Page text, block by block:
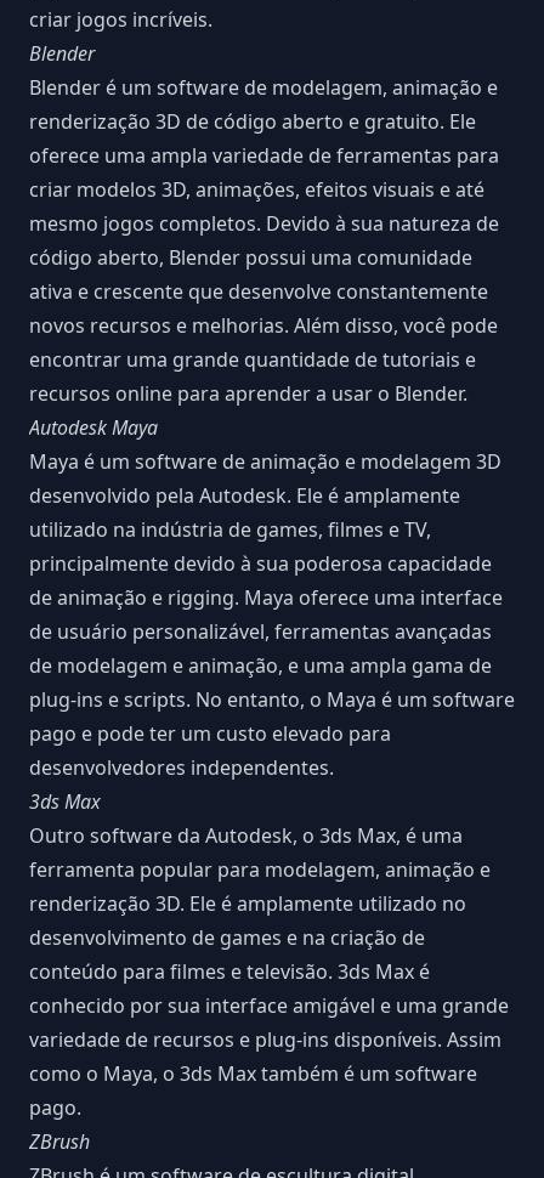
criar jogos incríveis.
Blender
Blender é um software de modelagem, animação e
renderização 3D de código aberto e gratuito. Ele
oferece uma ampla variedade de ferramentas para
criar modelos 3D, animações, efeitos visuais e até
mesmo jogos completos. Devido à sua natureza de
código aberto, Blender possui uma comunidade
ativa e crescente que desenvolve constantemente
novos recursos e melhorias. Além disso, você pode
encontrar uma grande quantidade de tutoriais e
recursos online para aprender a usar o Blender.
Autodesk Maya
Maya é um software de animação e modelagem 3D
desenvolvido pela Autodesk. Ele é amplamente
utilizado na indústria de games, filmes e TV,
principalmente devido à sua poderosa capacidade
de animação e rigging. Maya oferece uma interface
de usuário personalizável, ferramentas avançadas
de modelagem e animação, e uma ampla gama de
plug-ins e scripts. No entanto, o Maya é um software
pago e pode ter um custo elevado para
desenvolvedores independentes.
3ds Max
Outro software da Autodesk, o 3ds Max, é uma
ferramenta popular para modelagem, animação e
renderização 3D. Ele é amplamente utilizado no
desenvolvimento de games e na criação de
conteúdo para filmes e televisão. 3ds Max é
conhecido por sua interface amigável e uma grande
variedade de recursos e plug-ins disponíveis. Assim
como o Maya, o 3ds Max também é um software
pago.
ZBrush